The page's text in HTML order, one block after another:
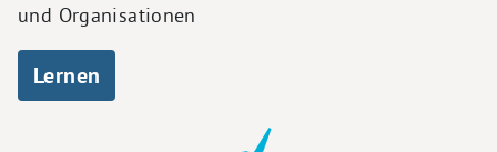
und Organisationen
Lernen